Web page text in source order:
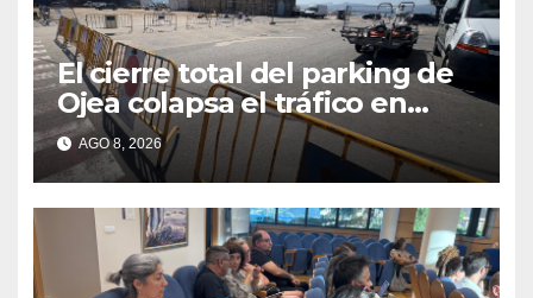
El cierre total del parking de
Ojea colapsa el tráfico en
Cangas
AGO 8, 2026